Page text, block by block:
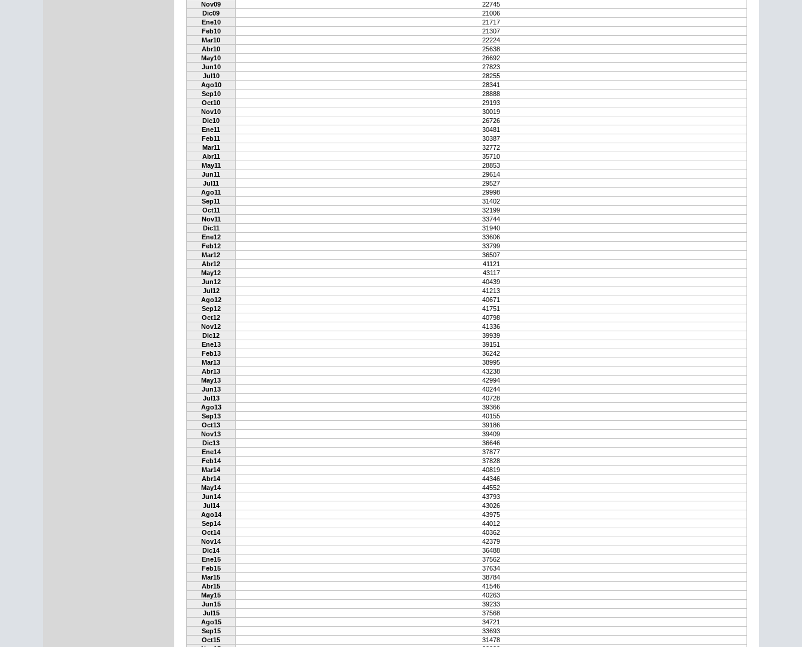
Nov09
22745
Dic09
21006
Ene10
21717
Feb10
21307
Mar10
22224
Abr10
25638
May10
26692
Jun10
27823
Jul10
28255
Ago10
28341
Sep10
28888
Oct10
29193
Nov10
30019
Dic10
26726
Ene11
30481
Feb11
30387
Mar11
32772
Abr11
35710
May11
28853
Jun11
29614
Jul11
29527
Ago11
29998
Sep11
31402
Oct11
32199
Nov11
33744
Dic11
31940
Ene12
33606
Feb12
33799
Mar12
36507
Abr12
41121
May12
43117
Jun12
40439
Jul12
41213
Ago12
40671
Sep12
41751
Oct12
40798
Nov12
41336
Dic12
39939
Ene13
39151
Feb13
36242
Mar13
38995
Abr13
43238
May13
42994
Jun13
40244
Jul13
40728
Ago13
39366
Sep13
40155
Oct13
39186
Nov13
39409
Dic13
36646
Ene14
37877
Feb14
37828
Mar14
40819
Abr14
44346
May14
44552
Jun14
43793
Jul14
43026
Ago14
43975
Sep14
44012
Oct14
40362
Nov14
42379
Dic14
36488
Ene15
37562
Feb15
37634
Mar15
38784
Abr15
41546
May15
40263
Jun15
39233
Jul15
37568
Ago15
34721
Sep15
33693
Oct15
31478